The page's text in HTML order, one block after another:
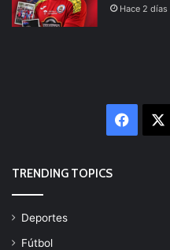
Hace 2 días
TRENDING TOPICS
Deportes
Fútbol